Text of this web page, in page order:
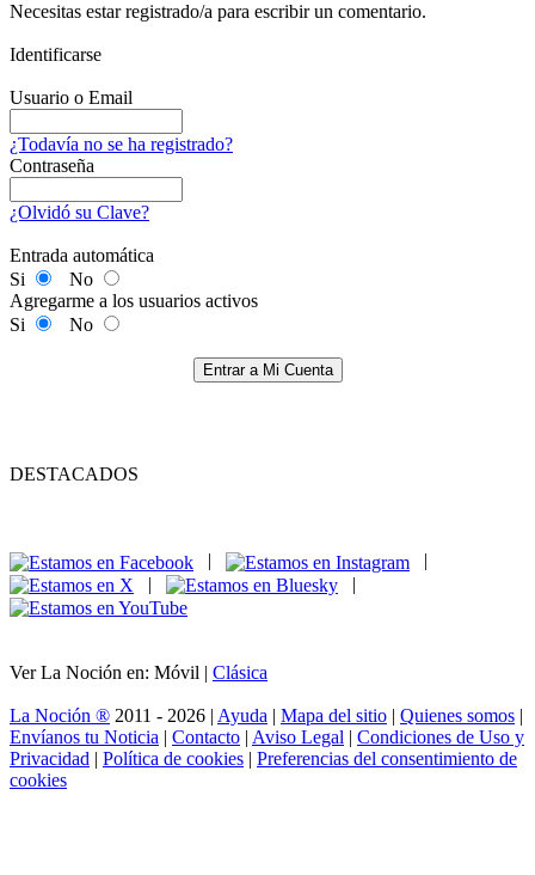
Necesitas estar registrado/a para escribir un comentario.
Identificarse
Usuario o Email
¿Todavía no se ha registrado?
Contraseña
¿Olvidó su Clave?
Entrada automática
Si
No
Agregarme a los usuarios activos
Si
No
Entrar a Mi Cuenta
DESTACADOS
|
|
Ver La Noción en: Móvil | Clásica
La Noción ® 2011 - 2026 | Ayuda | Mapa del sitio | Quienes somos |
Envíanos tu Noticia | Contacto | Aviso Legal | Condiciones de Uso y
Privacidad | Política de cookies | Preferencias del consentimiento de
cookies